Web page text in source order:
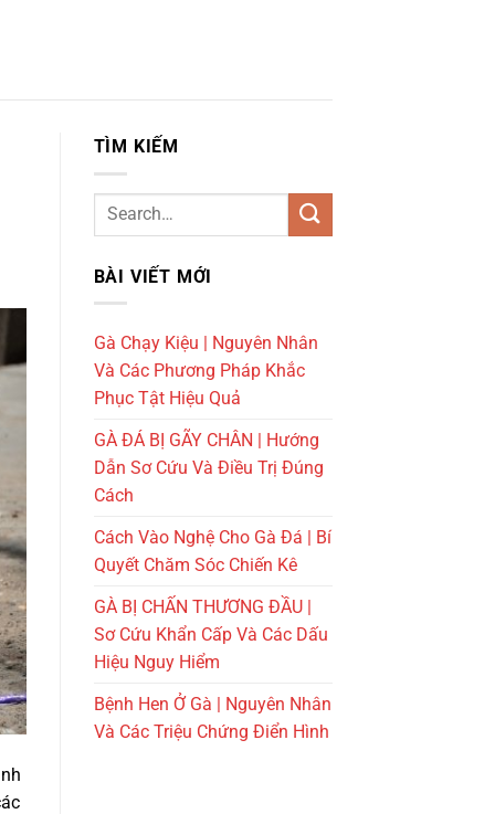
TÌM KIẾM
BÀI VIẾT MỚI
Gà Chạy Kiệu | Nguyên Nhân
Và Các Phương Pháp Khắc
Phục Tật Hiệu Quả
GÀ ĐÁ BỊ GÃY CHÂN | Hướng
Dẫn Sơ Cứu Và Điều Trị Đúng
Cách
Cách Vào Nghệ Cho Gà Đá | Bí
Quyết Chăm Sóc Chiến Kê
GÀ BỊ CHẤN THƯƠNG ĐẦU |
Sơ Cứu Khẩn Cấp Và Các Dấu
Hiệu Nguy Hiểm
Bệnh Hen Ở Gà | Nguyên Nhân
Và Các Triệu Chứng Điển Hình